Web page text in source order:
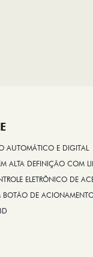
AUTOMÁTICO E DIGITAL
ALTA DEFINIÇÃO COM
ELETRÔNICO DE
BOTÃO DE